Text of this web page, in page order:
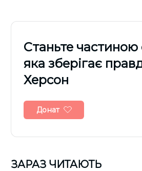
Cтаньте частиною
яка зберігає
Херсон
Донат
ЗАРАЗ ЧИТАЮТЬ